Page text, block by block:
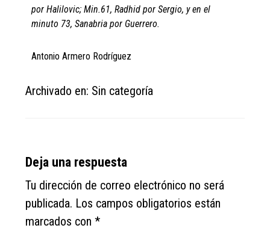
por Halilovic; Min.61, Radhid por Sergio, y en el
minuto 73, Sanabria por Guerrero.
Antonio Armero Rodríguez
Archivado en: Sin categoría
Reader
Interactions
Deja una respuesta
Tu dirección de correo electrónico no será
publicada. Los campos obligatorios están
marcados con*